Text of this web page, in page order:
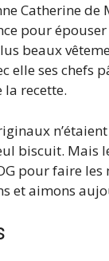
Catherine de
pour
beaux
elle ses chefs
la recette.
biscuit. Mais
pour faire
et aimons